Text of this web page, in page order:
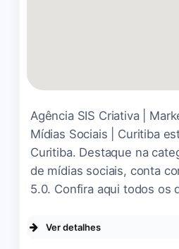
adorei.
expandi
respeito de
buscas.
a todos
Agência SIS Criativa |
Mídias Sociais | Curitiba
Curitiba. Destaque na
de mídias sociais, conta
5.0. Confira aqui todos os
Ver detalhes